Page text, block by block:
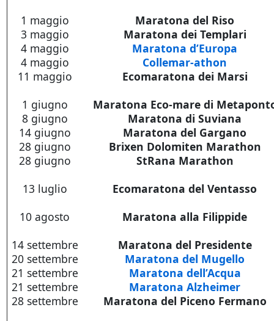
1 maggio
Maratona del Riso
3 maggio
Maratona dei Templari
4 maggio
Maratona d’Europa
4 maggio
Collemar-athon
11 maggio
Ecomaratona dei Marsi
1 giugno
Maratona Eco-mare di
8 giugno
Maratona di Suviana
14 giugno
Maratona del Gargano
28 giugno
Brixen Dolomiten Marathon
28 giugno
StRana Marathon
13 luglio
Ecomaratona del Ventasso
10 agosto
Maratona alla Filippide
14 settembre
Maratona del Presidente
20 settembre
Maratona del Mugello
21 settembre
Maratona dell’Acqua
21 settembre
Maratona Alzheimer
28 settembre
Maratona del Piceno Fermano